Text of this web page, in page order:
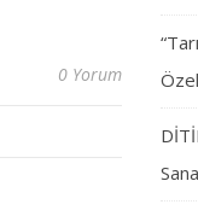
0 Yorum